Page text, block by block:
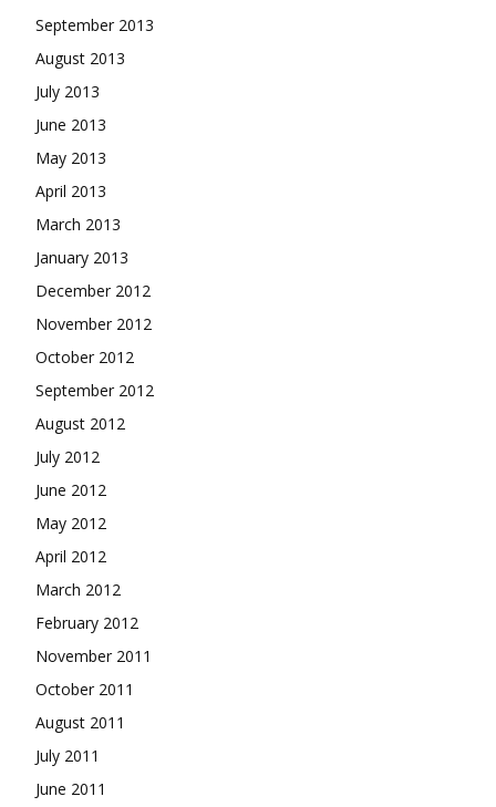
September 2013
August 2013
July 2013
June 2013
May 2013
April 2013
March 2013
January 2013
December 2012
November 2012
October 2012
September 2012
August 2012
July 2012
June 2012
May 2012
April 2012
March 2012
February 2012
November 2011
October 2011
August 2011
July 2011
June 2011